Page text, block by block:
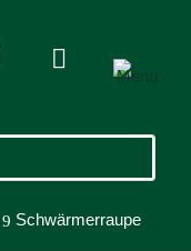

9 Schwärmerraupe